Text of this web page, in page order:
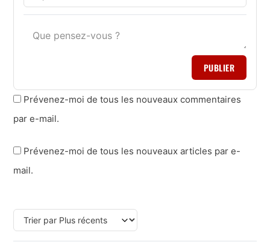
PUBLIER
Prévenez-moi de tous les nouveaux commentaires
par e-mail.
Prévenez-moi de tous les nouveaux articles par e-
mail.